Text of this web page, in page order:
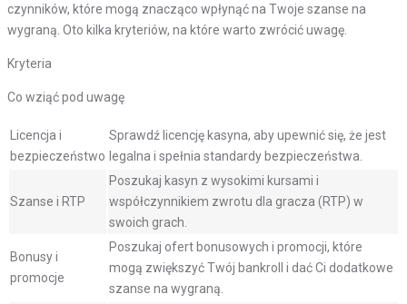
czynników, które mogą znacząco wpłynąć na Twoje szanse na
wygraną. Oto kilka kryteriów, na które warto zwrócić uwagę.
Kryteria
Co wziąć pod uwagę
Licencja i
bezpieczeństwo
Sprawdź licencję kasyna, aby upewnić się, że jest
legalna i spełnia standardy bezpieczeństwa.
Szanse i RTP
Poszukaj kasyn z wysokimi kursami i
współczynnikiem zwrotu dla gracza (RTP) w
swoich grach.
Bonusy i
promocje
Poszukaj ofert bonusowych i promocji, które
mogą zwiększyć Twój bankroll i dać Ci dodatkowe
szanse na wygraną.